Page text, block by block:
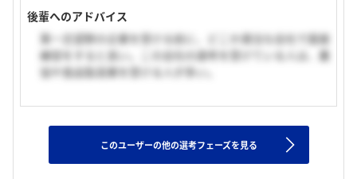
後輩へのアドバイス
第一志望群の企業を受ける前に、どこか適当な会社で面接
練習をすると良い。この会社の選考を受けている人は、農
協や食品製造業を受ける人が多い。
このユーザーの他の選考フェーズを見る